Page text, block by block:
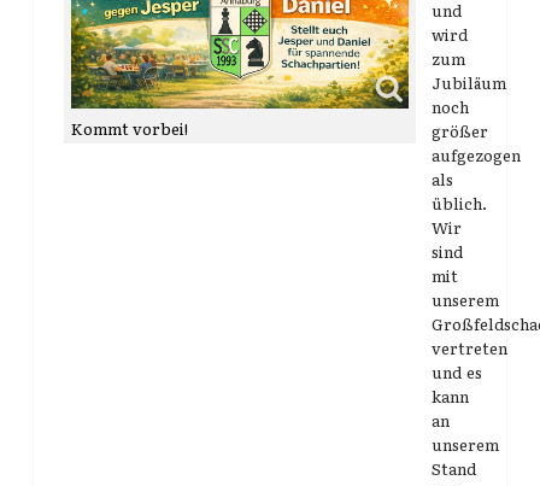
Kommt vorbei!
und
wird
zum
Jubiläum
noch
größer
aufgezogen
als
üblich.
Wir
sind
mit
unserem
vertreten
und es
kann
an
unserem
Stand